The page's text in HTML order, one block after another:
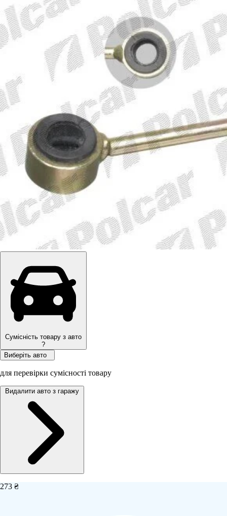
Сумісність товару з авто
?
Виберіть авто
для перевірки сумісності товару
Видалити авто з гаражу
273 ₴